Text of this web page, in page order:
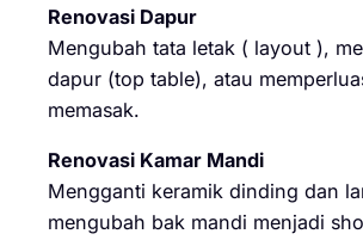
Renovasi Dapur
Mengubah tata letak ( layout ),
dapur (top table), atau
memasak.
Renovasi Kamar Mandi
Mengganti keramik dinding dan
mengubah bak mandi menjadi